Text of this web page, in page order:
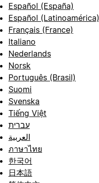
Español (España)
Español (Latinoamérica)
Français (France)
Italiano
Nederlands
Norsk
Português (Brasil)
Suomi
Svenska
Tiếng Việt
עברית
العربية
ภาษาไทย
한국어
日本語